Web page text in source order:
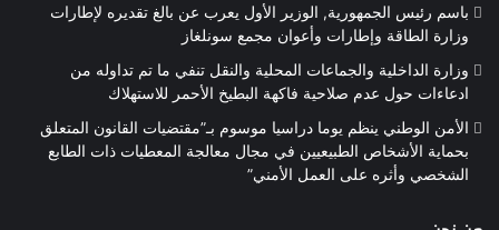
باسم رئيس الجمهورية, الوزير الأول يعرب عن بالغ تقديره لإطارات
وزارة الطاقة وإطارات وأعوان مجمع سونلغاز
وزارة الداخلية والجماعات المحلية والنقل تنفي ما تم تداوله من
ادعاءات حول عدم صلاحية فاكهة البطيخ الأحمر للاستهلاك
الأمن الوطني ينظم يوما دراسيا موسوم بـ”مقتضيات القانون المتعلق
بحماية الأشخاص الطبيعيين في مجال معالجة المعطيات ذات الطابع
الشخصي وأثره على العمل الأمني”